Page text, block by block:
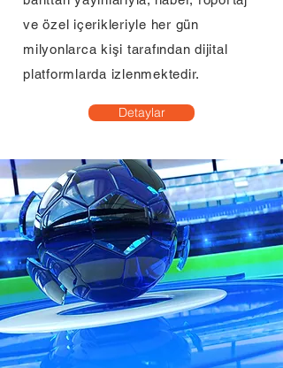
ve özel içerikleriyle her gün
milyonlarca kişi tarafından dijital
platformlarda izlenmektedir.
Detaylar